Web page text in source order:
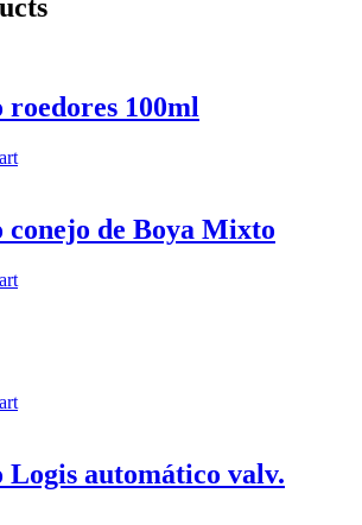
roedores 100ml
conejo de Boya Mixto
Logis automático valv.